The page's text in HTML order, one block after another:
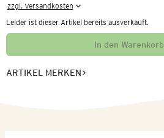
zzgl. Versandkosten
Leider ist dieser Artikel bereits ausverkauft.
In den Warenkorb
ARTIKEL MERKEN